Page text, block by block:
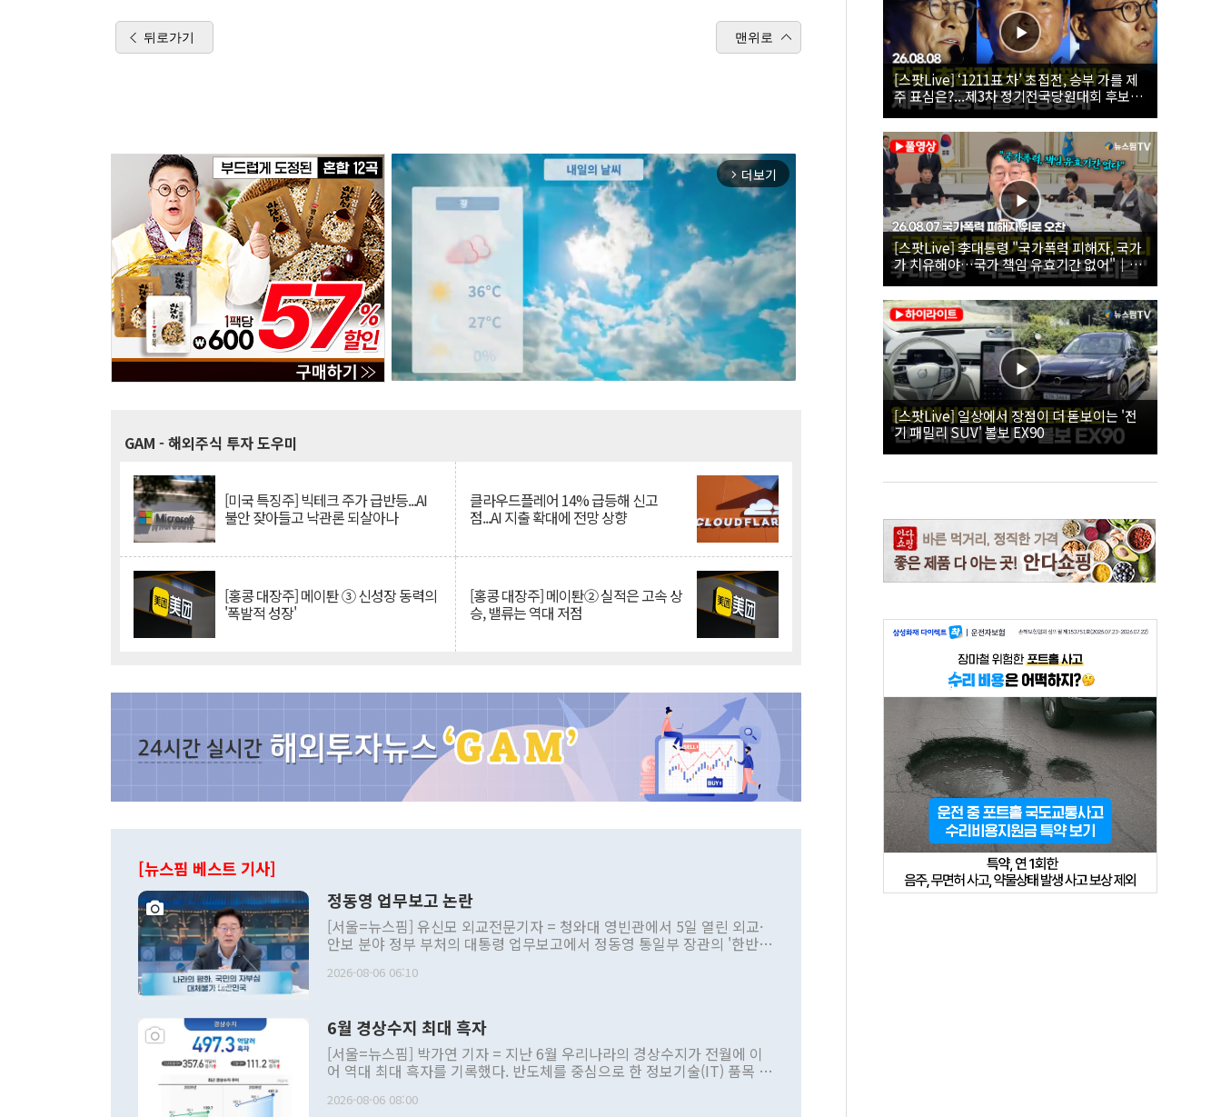
뒤로가기 맨위로
arrow_forward_ios 더보기
GAM - 해외주식 투자 도우미
[미국 특징주] 빅테크 주가 급반등...AI
불안 잦아들고 낙관론 되살아나
클라우드플레어 14% 급등해 신고
점...AI 지출 확대에 전망 상향
[홍콩 대장주] 메이퇀 ③ 신성장 동력의
'폭발적 성장'
[홍콩 대장주] 메이퇀② 실적은 고속 상
승, 밸류는 역대 저점
[뉴스핌 베스트 기사]
정동영 업무보고 논란
[서울=뉴스핌] 유신모 외교전문기자 = 청와대 영빈관에서 5일 열린 외교·
안보 분야 정부 부처의 대통령 업무보고에서 정동영 통일부 장관의 '한반도
발언 중에는 정부 내 조율을 거치지 않은 사안을 정책으로 추진하겠다고 공
주의적 희망에 근거한 비현실적 구상'이라는 비판을 내놨다. 그동안 정 장
관의 대북 정책 관련 발언이 물의를 빚은 적은 여러 번 있지만 대통령과 유
관 부처 장관이 공개적으로 부정적 입장을 표명한 것은 이례적이다. 정 장
관의 무리한 대북 접근법과 월권을 제어해야 한다는 목소리도 높아지고 있
다. [정동영 통일부 장관이 지난달 23일 오후 서울 종로구 정부서울청사에
2026-08-06 06:10
6월 경상수지 최대 흑자
[서울=뉴스핌] 박가연 기자 = 지난 6월 우리나라의 경상수지가 전월에 이
어 역대 최대 흑자를 기록했다. 반도체를 중심으로 한 정보기술(IT) 품목 수
료=한국은행] 한국은행이 6일 발표한 '2026년 6월 국제수지(잠정)'에 따르
2026-08-06 08:00
[스팟Live] ‘1211표 차’ 초접전, 승부 가를 제
주 표심은?...제3차 정기전국당원대회 후보자
제주 합동연설회 생중계 | 26.08.08
[스팟Live] 李대통령 "국가폭력 피해자, 국가
가 치유해야…국가 책임 유효기간 없어"｜
26.08.07 국가폭력 피해자 위로 오찬
[스팟Live] 일상에서 장점이 더 돋보이는 '전
기 패밀리 SUV' 볼보 EX90